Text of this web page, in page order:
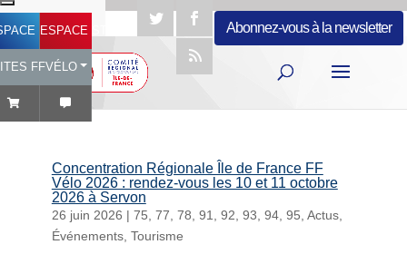
LICENCIÉ
ESPACE STRUCTURES
FFVÉLO
Abonnez-vous à la newsletter
Concentration Régionale Île de France FF
Vélo 2026 : rendez-vous les 10 et 11 octobre
2026 à Servon
26 juin 2026 | 75 77 78 91 92 93 94, 95 Actus,
Événements, Tourisme